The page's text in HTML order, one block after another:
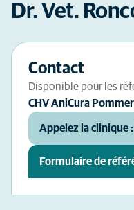
Dr. Vet.
Contact
Disponible pour les
CHV AniCura
Appelez la clinique
Formulaire de